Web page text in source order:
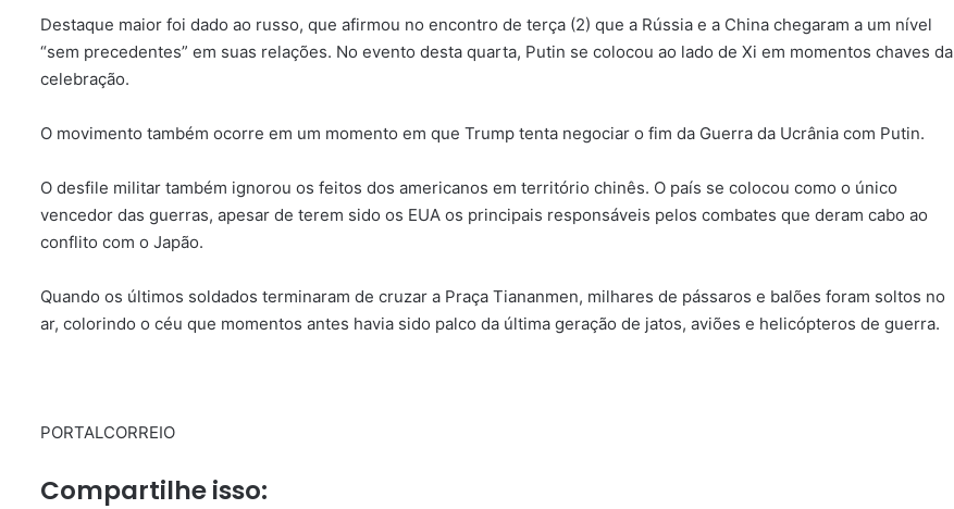
Destaque maior foi dado ao russo, que afirmou no encontro de terça (2) que a Rússia e a China chegaram a um nível
“sem precedentes” em suas relações. No evento desta quarta, Putin se colocou ao lado de Xi em momentos chaves da
celebração.
O movimento também ocorre em um momento em que Trump tenta negociar o fim da Guerra da Ucrânia com Putin.
O desfile militar também ignorou os feitos dos americanos em território chinês. O país se colocou como o único
vencedor das guerras, apesar de terem sido os EUA os principais responsáveis pelos combates que deram cabo ao
conflito com o Japão.
Quando os últimos soldados terminaram de cruzar a Praça Tiananmen, milhares de pássaros e balões foram soltos no
ar, colorindo o céu que momentos antes havia sido palco da última geração de jatos, aviões e helicópteros de guerra.
PORTALCORREIO
Compartilhe isso: